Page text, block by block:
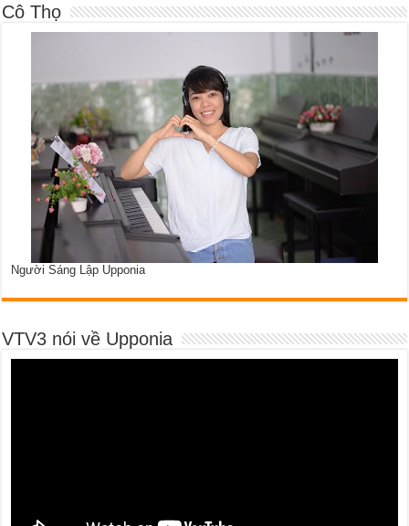
Cô Thọ
Người Sáng Lập Upponia
VTV3 nói về Upponia